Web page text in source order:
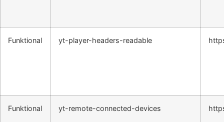
Funktional yt-player-headers-readable
Funktional yt-remote-connected-devices